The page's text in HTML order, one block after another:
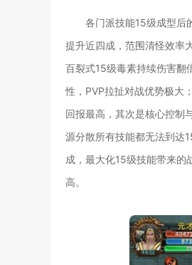
各门派技能15级成型后
提升近四成，范围清怪效率
百裂式15级毒素持续伤害翻
性，PVP拉扯对战优势极大
回报最高，其次是核心控制
源分散所有技能都无法到达
成，最大化15级技能带来的
高。